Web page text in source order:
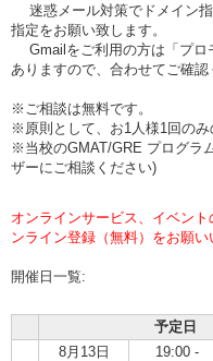
迷惑メール対策でドメイン
指定をお願い致します。
Gmailをご利用の方は「プロ
ありますので、合わせてご確認
※ご相談は無料です。
※原則として、お1人様1回のみ
※当校のGMAT/GRE プログラ
ザーにご相談ください)
オンラインサービス、イベン
ンライン登録（無料）をお願い
開催日一覧:
予定日
8月13日
19:00 -